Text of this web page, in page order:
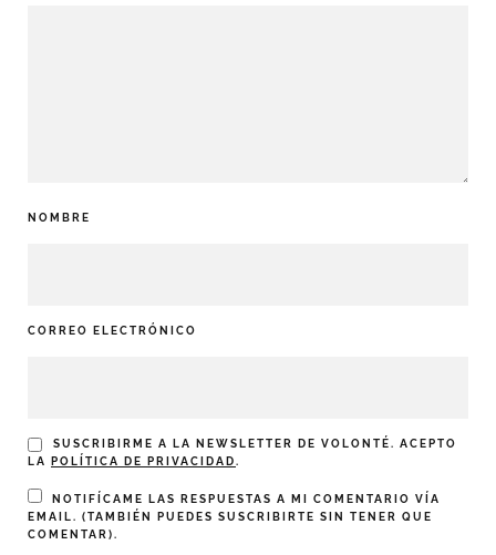
NOMBRE
CORREO ELECTRÓNICO
SUSCRIBIRME A LA NEWSLETTER DE VOLONTÉ. ACEPTO
LA
POLÍTICA DE PRIVACIDAD.
NOTIFÍCAME LAS RESPUESTAS A MI COMENTARIO VÍA
EMAIL. (TAMBIÉN PUEDES SUSCRIBIRTE SIN TENER QUE
COMENTAR).